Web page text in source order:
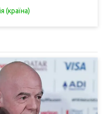
(країна)